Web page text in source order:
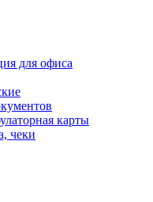
для офиса
карты
чеки